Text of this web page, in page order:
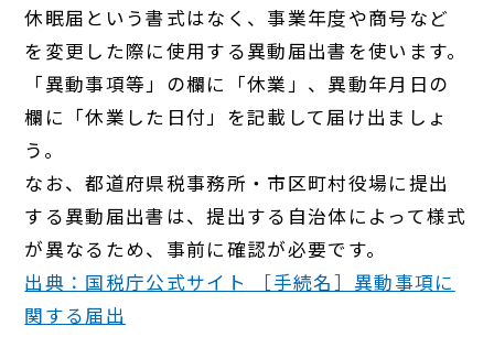
休眠届という書式はなく、事業年度や商号など
を変更した際に使用する異動届出書を使います。
「異動事項等」の欄に「休業」、異動年月日の
欄に「休業した日付」を記載して届け出ましょ
う。
なお、都道府県税事務所・市区町村役場に提出
する異動届出書は、提出する自治体によって様式
が異なるため、事前に確認が必要です。
出典：国税庁公式サイト ［手続名］異動事項に
関する届出